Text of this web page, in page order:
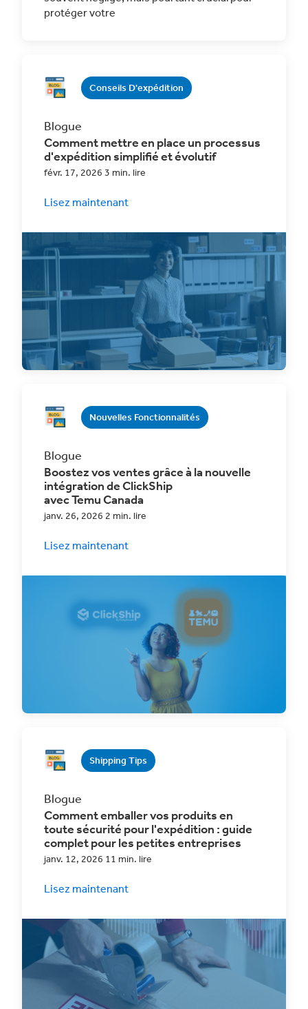
protéger votre
Conseils D'expédition
Blogue
Comment mettre en place un processus
d'expédition simplifié et évolutif
févr. 17, 2026 3 min. lire
Lisez maintenant
Optimize your eCommerce shipping
workflow with accurate tools, automation,
and integration to scale
Nouvelles Fonctionnalités
Blogue
Boostez vos ventes grâce à la nouvelle
intégration de ClickShip
avec Temu Canada
janv. 26, 2026 2 min. lire
Lisez maintenant
Découvrez comment la nouvelle intégration
de ClickShip et Temu Canada peut
Shipping Tips
Blogue
Comment emballer vos produits en
toute sécurité pour l'expédition : guide
complet pour les petites entreprises
janv. 12, 2026 11 min. lire
Lisez maintenant
Apprenez à emballer vos produits en toute